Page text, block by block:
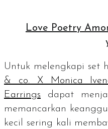
Love Poetry
Untuk melengkapi set
& co. X Monica
Earrings dapat
memancarkan
kecil sering kali